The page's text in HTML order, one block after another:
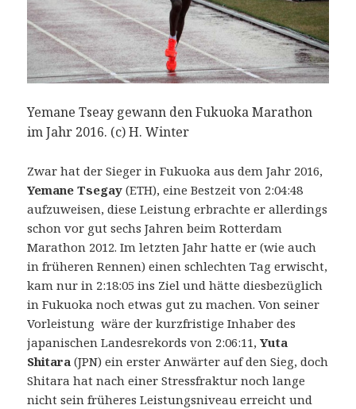
Yemane Tseay gewann den Fukuoka Marathon
im Jahr 2016. (c) H. Winter
Zwar hat der Sieger in Fukuoka aus dem Jahr 2016,
Yemane Tsegay (ETH), eine Bestzeit von 2:04:48
aufzuweisen, diese Leistung erbrachte er allerdings
schon vor gut sechs Jahren beim Rotterdam
Marathon 2012. Im letzten Jahr hatte er (wie auch
in früheren Rennen) einen schlechten Tag erwischt,
kam nur in 2:18:05 ins Ziel und hätte diesbezüglich
in Fukuoka noch etwas gut zu machen. Von seiner
Vorleistung wäre der kurzfristige Inhaber des
japanischen Landesrekords von 2:06:11,Yuta
Shitara (JPN) ein erster Anwärter auf den Sieg, doch
Shitara hat nach einer Stressfraktur noch lange
nicht sein früheres Leistungsniveau erreicht und